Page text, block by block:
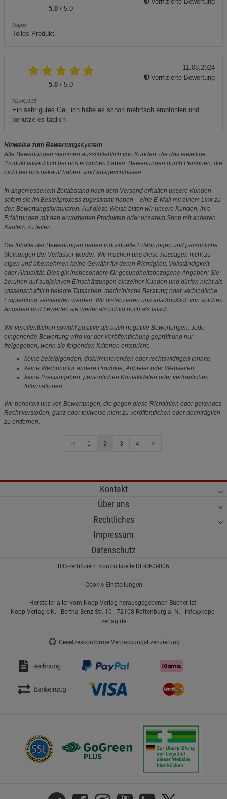
5.0 / 5.0
Maper
Tolles Produkt.
5.0 / 5.0
M1cKy135
Ein sehr gutes Gel, ich habe es schon mehrfach empfohlen und
benutze es täglich
11.08.2024
Verifizierte Bewertung
Hinweise zum Bewertungssystem
Alle Bewertungen stammen ausschließlich von Kunden, die das jeweilige
Produkt tatsächlich bei uns erworben haben. Bewertungen durch Personen, die
nicht bei uns gekauft haben, sind ausgeschlossen.
In angemessenem Zeitabstand nach dem Versand erhalten unsere Kunden –
sofern sie im Bestellprozess zugestimmt haben – eine E-Mail mit einem Link zu
den Bewertungsformularen. Auf diese Weise bitten wir unsere Kunden, ihre
Erfahrungen mit den erworbenen Produkten oder unserem Shop mit anderen
Käufern zu teilen.
Die Inhalte der Bewertungen geben individuelle Erfahrungen und persönliche
Meinungen der Verfasser wieder. Wir machen uns diese Aussagen nicht zu
eigen und übernehmen keine Gewähr für deren Richtigkeit, Vollständigkeit
oder Aktualität. Dies gilt insbesondere für gesundheitsbezogene Angaben: Sie
beruhen auf subjektiven Einschätzungen einzelner Kunden und dürfen nicht als
wissenschaftlich belegte Tatsachen, medizinische Beratung oder verbindliche
Empfehlung verstanden werden. Wir distanzieren uns ausdrücklich von solchen
Angaben und bewerten sie weder als richtig noch als falsch.
Wir veröffentlichen sowohl positive als auch negative Bewertungen. Jede
eingehende Bewertung wird vor der Veröffentlichung geprüft und nur
freigegeben, wenn sie folgenden Kriterien entspricht:
keine beleidigenden, diskriminierenden oder rechtswidrigen Inhalte,
keine Werbung für andere Produkte, Anbieter oder Webseiten,
keine Preisangaben, persönlichen Kontaktdaten oder vertraulichen
Informationen.
Wir behalten uns vor, Bewertungen, die gegen diese Richtlinien oder geltendes
Recht verstoßen, ganz oder teilweise nicht zu veröffentlichen oder nachträglich
zu entfernen.
< 1 2 3 4 >
Kontakt
Über uns
Rechtliches
Impressum
Datenschutz
BIO-zertifiziert: Kontrollstelle DE-ÖKO-006
Cookie-Einstellungen
Hersteller aller vom Kopp Verlag herausgegebenen Bücher ist:
Kopp Verlag e.K. - Bertha-Benz-Str. 10 - 72108 Rottenburg a. N. - info@kopp-
verlag.de
♻ Gesetzeskonforme Verpackungslizenzierung